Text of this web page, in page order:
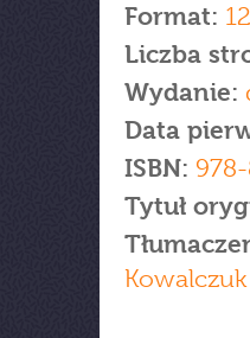
Format:
Liczba
Wydanie:
Data
ISBN:
Tytuł
Kowalczuk